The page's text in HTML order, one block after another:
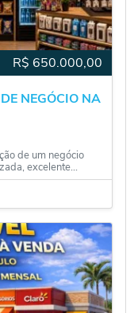
R$ 650.000,00
NEGÓCIO NA
de um negócio
excelente...